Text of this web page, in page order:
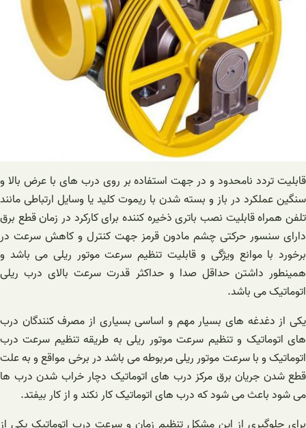
قابلیت تردد نامحدود و در جهت استفاده بر روی درب های با عرض بالا و
سنگین عملکرد در باز و بسته شدن با ریموت کلید یا وسایل ارتباطی مانند
تلفن همراه قابلیت نصب باتری ذخیره کننده برای کارکرد در زمان قطع برق
دارای سنسور حرکتی چشم مادون قرمز جهت کنترل و کاهش سرعت در
برخورد با موانع ویژگی و قابلیت تنظیم سرعت موتور ریلی می باشد و
همینطور داشتن حداقل صدا و حداکثر قدرت سرعت بالای درب ریلی
اتوماتیک می باشد.
یکی از دغدغه های بسیار مهم و اساسی بسیاری از مصرف کنندگان درب
های اتوماتیک و تنظیم سرعت موتور ریلی به طریقه تنظیم سرعت درب
اتوماتیک و با سرعت موتور ریلی مربوطه می باشد در برخی مواقع و به علت
قطع شدن جریان برق مرکز درب های اتوماتیک دچار خراب شدن درب ها
می شود باعث می شود که درب های اتوماتیک کار نکند و از کار بیفتد.
برای جلوگیری از این مشکل تنظیم زمان و سرعت درب اتوماتیک یکی از